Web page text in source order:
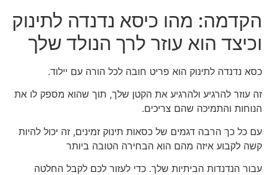
הקדמה: מהו כיסא נדנדה לתינוק
וכיצד הוא עוזר לרך הנולד שלך
כסא נדנדה לתינוק הוא פריט חובה לכל הורה עם יילוד.
זה עוזר להרגיע ולהרגיע את הקטן שלך, תוך שהוא מספק לו את
הנוחות והתמיכה שהם צריכים.
עם כל כך הרבה דגמים של כסאות תינוק זמינים, זה יכול להיות
קשה לקבוע איזה מהם הוא הבחירה הטובה ביותר
עבור הנדנדות הביתיות שלך. כדי לעזור לכם לקבל החלטה